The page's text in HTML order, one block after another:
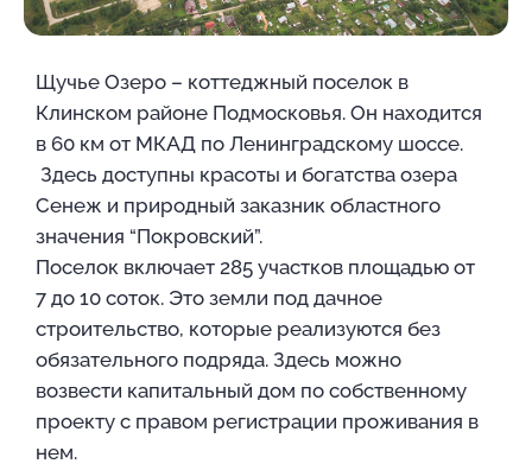
Щучье Озеро – коттеджный поселок в
Клинском районе Подмосковья. Он находится
в 60 км от МКАД по Ленинградскому шоссе.
Здесь доступны красоты и богатства озера
Сенеж и природный заказник областного
значения “Покровский”.
Поселок включает 285 участков площадью от
7 до 10 соток. Это земли под дачное
строительство, которые реализуются без
обязательного подряда. Здесь можно
возвести капитальный дом по собственному
проекту с правом регистрации проживания в
нем.